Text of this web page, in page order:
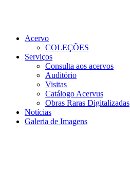
Acervo
COLEÇÕES
Serviços
Consulta aos acervos
Auditório
Visitas
Catálogo Acervus
Obras Raras Digitalizadas
Notícias
Galeria de Imagens